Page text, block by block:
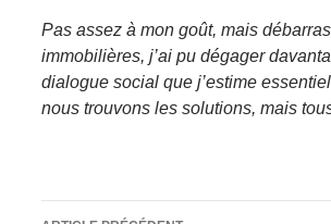
Pas assez à mon goût, mais
immobilières, j’ai pu dégager
dialogue social que j’estime
nous trouvons les solutions, mais
Navigation